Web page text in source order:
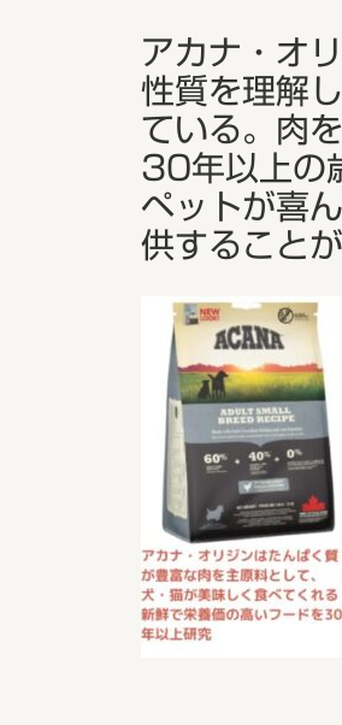
アカナ・オ
性質を理解
ている。肉
30年以上の
ペットが喜
供すること